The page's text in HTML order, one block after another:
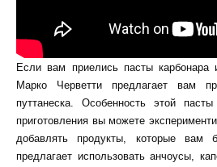
Если вам приелись пасты карбонара
Марко Черветти предлагает вам
путтанеска. Особенность этой
приготовления вы можете
добавлять продукты, которые вам
предлагает использовать анчоусы,